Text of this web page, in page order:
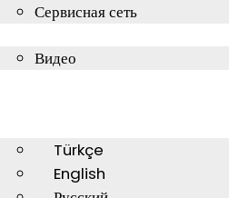
Сервисная сеть
Видео
Türkçe
English